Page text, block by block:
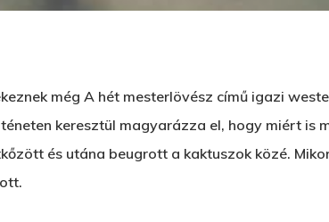
meg az ESC gombot a bezáráshoz
még A hét mesterlövész című igazi
keresztül magyarázza el, hogy miért is
és utána beugrott a kaktuszok közé.